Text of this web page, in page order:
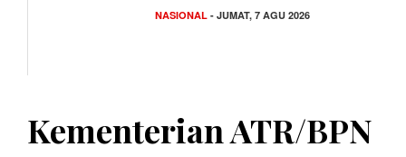
NASIONAL - JUMAT, 7 AGU 2026
Kementerian ATR/BPN